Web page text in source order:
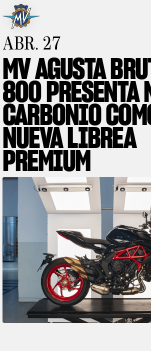
RUSH
MV World
Follow Us
PIEZAS ESPECIALES
Sube de nivel
ABR. 27
MV AGUSTA
800 PRESENTA
CARBONIO
NUEVA LIBREA
PREMIUM